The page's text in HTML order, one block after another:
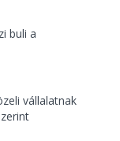
buli a
vállalatnak